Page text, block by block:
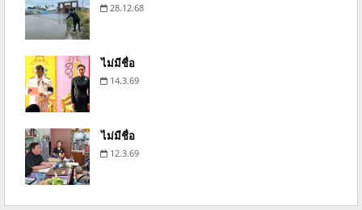
28.12.68
ไม่มีชื่อ
14.3.69
ไม่มีชื่อ
12.3.69